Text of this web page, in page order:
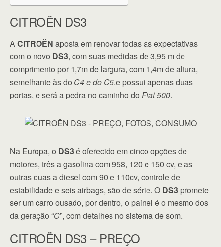
CITROËN DS3
ACITROËN aposta em renovar todas as expectativas
com o novo DS3, com suas medidas de 3,95 m de
comprimento por 1,7m de largura, com 1,4m de altura,
semelhante às do C4 e do C5.e possui apenas duas
portas, e será a pedra no caminho do Fiat 500.
Na Europa, o DS3é oferecido em cinco opções de
motores, três a gasolina com 958, 120 e 150 cv, e as
outras duas a diesel com 90 e 110cv, controle de
estabilidade e seis airbags, são de série. O DS3 promete
ser um carro ousado, por dentro, o painel é o mesmo dos
da geração “C”, com detalhes no sistema de som.
CITROËN DS3 – PREÇO